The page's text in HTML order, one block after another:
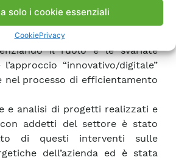
solo i cookie essenziali
CookiePrivacy
lo studio approfondisce singole
applicazione delle nuove
il ruolo e le svariate
“innovativo/digitale”
nel processo di efficientamento
e analisi di progetti realizzati e
con addetti del settore è stato
di questi interventi sulle
dell’azienda ed è stata